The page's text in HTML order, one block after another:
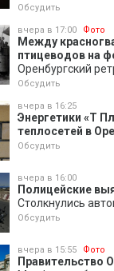
Обсудить
вчера в 17:00 Фото
Между
птицеводов на
Оренбургский
Обсудить
вчера в 16:25
Энергетики «Т
теплосетей в
Обсудить
вчера в 16:00
Полицейские
Столкнулись
Обсудить
вчера в 15:55 Фото
Правительство